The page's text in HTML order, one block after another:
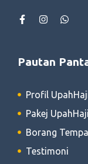
Pautan
Profil
Pakej
Borang
Testimoni